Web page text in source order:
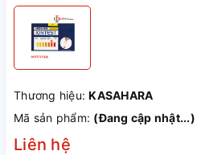
Thương hiệu:KASAHARA
Mã sản phẩm: (Đang cập nhật...)
Liên hệ